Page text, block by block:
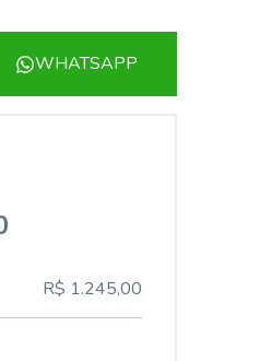
WHATSAPP
R$ 1.245,00